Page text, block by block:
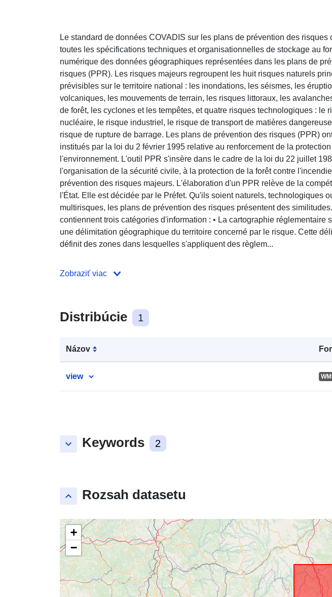
Le standard de données COVADIS sur les plans de prévention des risques
toutes les spécifications techniques et organisationnelles de stockage au
numérique des données géographiques représentées dans les plans de
risques (PPR). Les risques majeurs regroupent les huit risques naturels
prévisibles sur le territoire national : les inondations, les séismes, les
volcaniques, les mouvements de terrain, les risques littoraux, les
de forêt, les cyclones et les tempêtes, et quatre risques technologiques : le
nucléaire, le risque industriel, le risque de transport de matières
risque de rupture de barrage. Les plans de prévention des risques (PPR)
institués par la loi du 2 février 1995 relative au renforcement de la
l'environnement. L'outil PPR s'insère dans le cadre de la loi du 22 juillet
l'organisation de la sécurité civile, à la protection de la forêt contre
prévention des risques majeurs. L'élaboration d'un PPR relève de la
l'État. Elle est décidée par le Préfet. Qu'ils soient naturels, technologiques
multirisques, les plans de prévention des risques présentent des
contiennent trois catégories d'information : • La cartographie réglementaire
une délimitation géographique du territoire concerné par le risque. Cette
définit des zones dans lesquelles s'appliquent des règlem...
Zobraziť viac
Distribúcie 1
Názov
view
keyboard_arrow_down Keywords 2
keyboard_arrow_up Rozsah datasetu
+
−